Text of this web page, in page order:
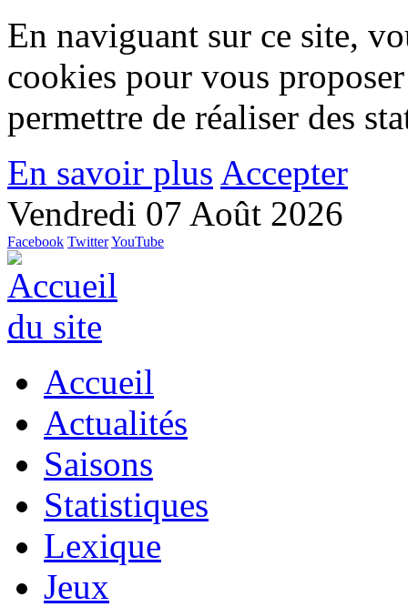
En naviguant sur ce site,
cookies pour vous
permettre de réaliser des
En savoir plus Accepter
Vendredi 07 Août 2026
Facebook TwitterYouTube
Accueil
Actualités
Saisons
Statistiques
Lexique
Jeux